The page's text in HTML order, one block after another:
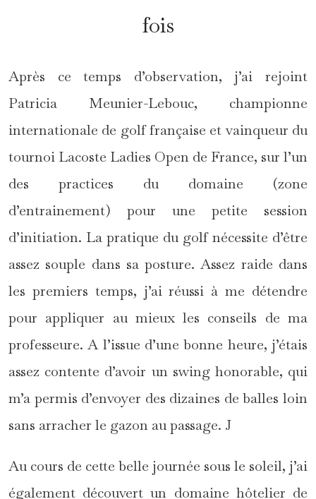
fois
Après ce temps d’observation, j’ai rejoint
Patricia Meunier-Lebouc, championne
internationale de golf française et vainqueur du
tournoi Lacoste Ladies Open de France, sur l’un
des practices du domaine (zone
d’entrainement) pour une petite session
d’initiation. La pratique du golf nécessite d’être
assez souple dans sa posture. Assez raide dans
les premiers temps, j’ai réussi à me détendre
pour appliquer au mieux les conseils de ma
professeure. A l’issue d’une bonne heure, j’étais
assez contente d’avoir un swing honorable, qui
m’a permis d’envoyer des dizaines de balles loin
sans arracher le gazon au passage. J
Au cours de cette belle journée sous le soleil, j’ai
également découvert un domaine hôtelier de